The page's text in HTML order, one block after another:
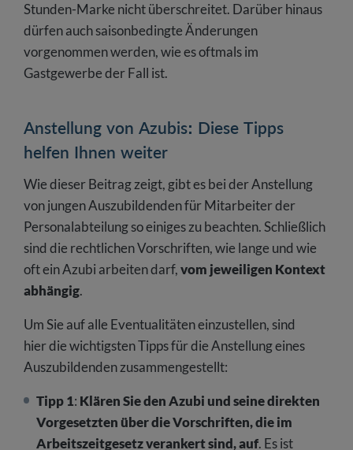
Stunden-Marke nicht überschreitet. Darüber hinaus
dürfen auch saisonbedingte Änderungen
vorgenommen werden, wie es oftmals im
Gastgewerbe der Fall ist.
Anstellung von Azubis: Diese Tipps
helfen Ihnen weiter
Wie dieser Beitrag zeigt, gibt es bei der Anstellung
von jungen Auszubildenden für Mitarbeiter der
Personalabteilung so einiges zu beachten. Schließlich
sind die rechtlichen Vorschriften, wie lange und wie
oft ein Azubi arbeiten darf,vom jeweiligen Kontext
abhängig.
Um Sie auf alle Eventualitäten einzustellen, sind
hier die wichtigsten Tipps für die Anstellung eines
Auszubildenden zusammengestellt:
Tipp 1: Klären Sie den Azubi und seine direkten
Vorgesetzten über die Vorschriften, die im
Arbeitszeitgesetz verankert sind, auf. Es ist